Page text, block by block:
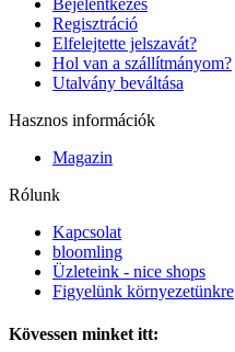
Bejelentkezés
Regisztráció
Elfelejtette jelszavát?
Hol van a szállítmányom?
Utalvány beváltása
Hasznos információk
Magazin
Rólunk
Kapcsolat
bloomling
Üzleteink - nice shops
Figyelünk környezetünkre
Kövessen minket itt: